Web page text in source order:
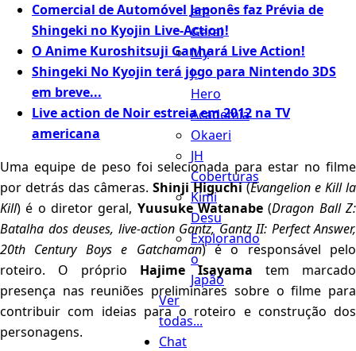
em
Geral
My
J-
Hero
Academia
Okaeri
JH
Coberturas
Kimi
Desu
Explorando
o
Japão
Ver
todas...
Chat
Comercial de Automóvel Japonês faz Prévia de
Shingeki no Kyojin Live-Action!
O Anime Kuroshitsuji Ganhará Live Action!
Shingeki No Kyojin terá jogo para Nintendo 3DS
em breve...
Live action de Noir estreia em 2012 na TV
americana
Uma equipe de peso foi selecionada para estar no filme
por detrás das câmeras. Shinji Higuchi(Evangelion e Kill la
Kill) é o diretor geral, Yuusuke Watanabe (Dragon Ball Z:
Batalha dos deuses, live-action Gantz, Gantz II: Perfect Answer,
20th Century Boys e Gatchaman) é o responsável pelo
roteiro. O próprio Hajime Isayama tem marcado
presença nas reuniões preliminares sobre o filme para
contribuir com ideias para o roteiro e construção dos
personagens.